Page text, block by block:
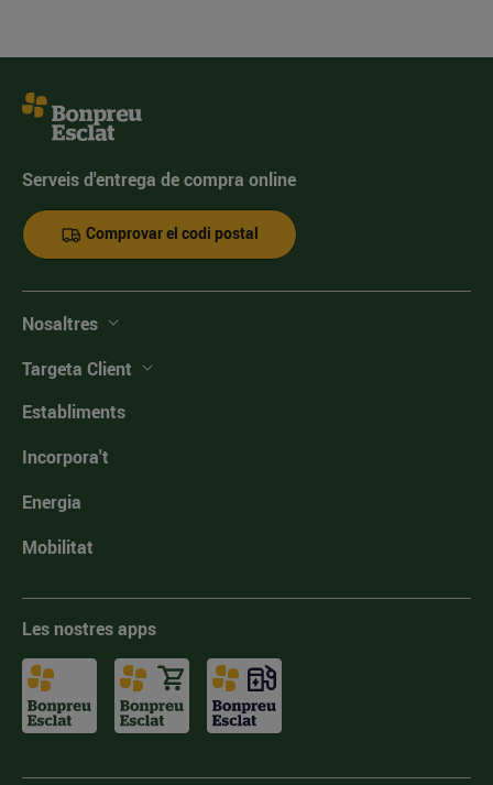
Serveis d'entrega de compra online
Comprovar el codi postal
Nosaltres
Targeta Client
Establiments
Incorpora't
Energia
Mobilitat
Les nostres apps